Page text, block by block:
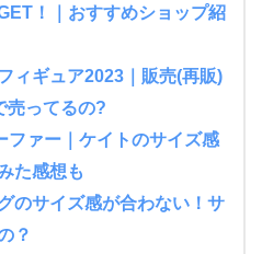
！｜おすすめショップ紹
ィギュア2023｜販売(再販)
売ってるの?
ファー｜ケイトのサイズ感
た感想も
のサイズ感が合わない！サ
？